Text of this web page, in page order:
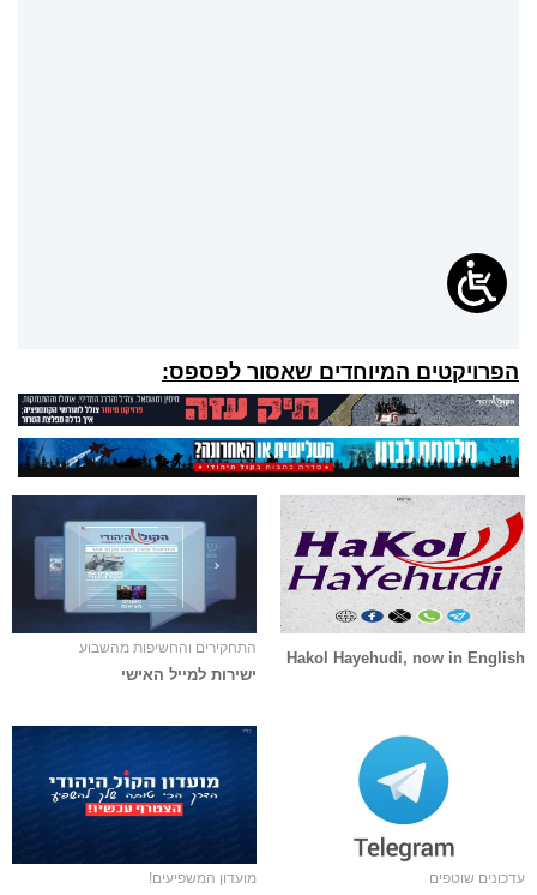
הפרויקטים המיוחדים שאסור לפספס:
Hakol Hayehudi, now in English
התחקירים והחשיפות מהשבוע
ישירות למייל האישי
עדכונים שוטפים מועדון המשפיעים!